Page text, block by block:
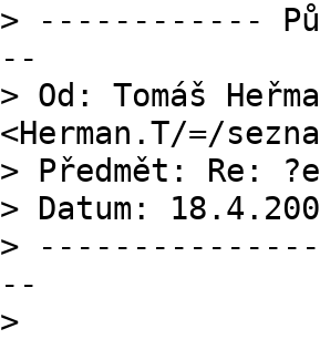
> ------------
--
> Od: Tomáš
<Herman.T/=/
> Předmět: Re:
> Datum:
>
--
>